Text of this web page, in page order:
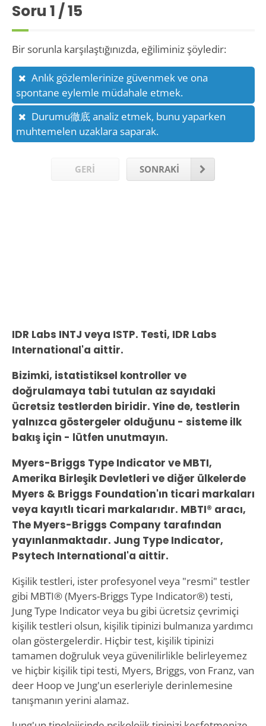
Soru 1 / 15
Bir sorunla karşılaştığınızda, eğiliminiz şöyledir:
Anlık gözlemlerinize güvenmek ve ona
spontane eylemle müdahale etmek.
Durumu徹底 analiz etmek, bunu yaparken
muhtemelen uzaklara saparak.
GERİ SONRAKİ
IDR Labs INTJ veya ISTP. Testi, IDR Labs
International'a aittir.
Bizimki, istatistiksel kontroller ve
doğrulamaya tabi tutulan az sayıdaki
ücretsiz testlerden biridir. Yine de, testlerin
yalnızca göstergeler olduğunu - sisteme ilk
bakış için - lütfen unutmayın.
Myers-Briggs Type Indicator ve MBTI,
Amerika Birleşik Devletleri ve diğer ülkelerde
Myers & Briggs Foundation'ın ticari markaları
veya kayıtlı ticari markalarıdır. MBTI® aracı,
The Myers-Briggs Company tarafından
yayınlanmaktadır. Jung Type Indicator,
Psytech International'a aittir.
Kişilik testleri, ister profesyonel veya "resmi" testler
gibi MBTI® (Myers-Briggs Type Indicator®) testi,
Jung Type Indicator veya bu gibi ücretsiz çevrimiçi
kişilik testleri olsun, kişilik tipinizi bulmanıza yardımcı
olan göstergelerdir. Hiçbir test, kişilik tipinizi
tamamen doğruluk veya güvenilirlikle belirleyemez
ve hiçbir kişilik tipi testi, Myers, Briggs, von Franz, van
deer Hoop ve Jung'un eserleriyle derinlemesine
tanışmanın yerini alamaz.